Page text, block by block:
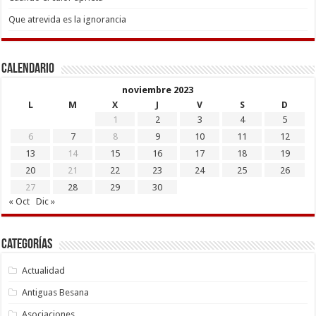
Que atrevida es la ignorancia
Calendario
noviembre 2023
L
M X J V S
D
1
2 3 4
5
6
7 8 9 10 11
12
13
14 15 16 17 18
19
20
21 22 23 24 25
26
27
28 29
30
« Oct
Dic »
Categorías
Actualidad
Antiguas Besana